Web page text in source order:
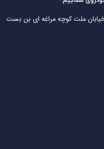
ملت کوچه مراغه ای بن بست